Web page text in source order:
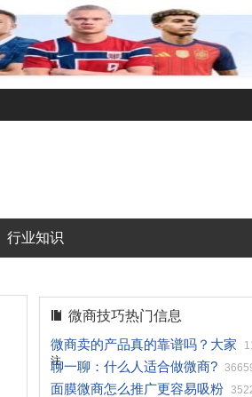
行业知识
微商技巧热门信息
微商卖的产品真的靠谱吗？大家
注
聊一聊：什么人适合做微商?
面膜微商怎么推广更容易吸粉